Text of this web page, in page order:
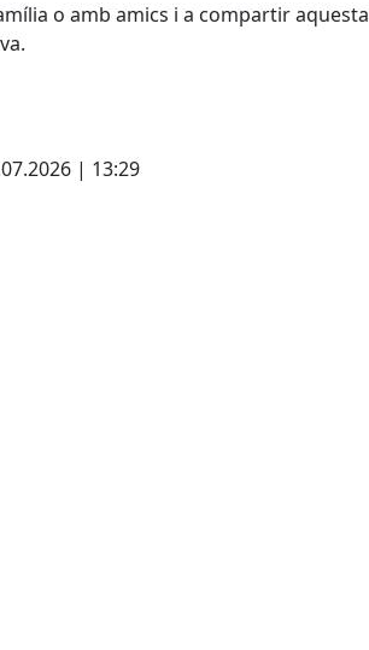
o amb amics i a compartir aquesta
| 13:29